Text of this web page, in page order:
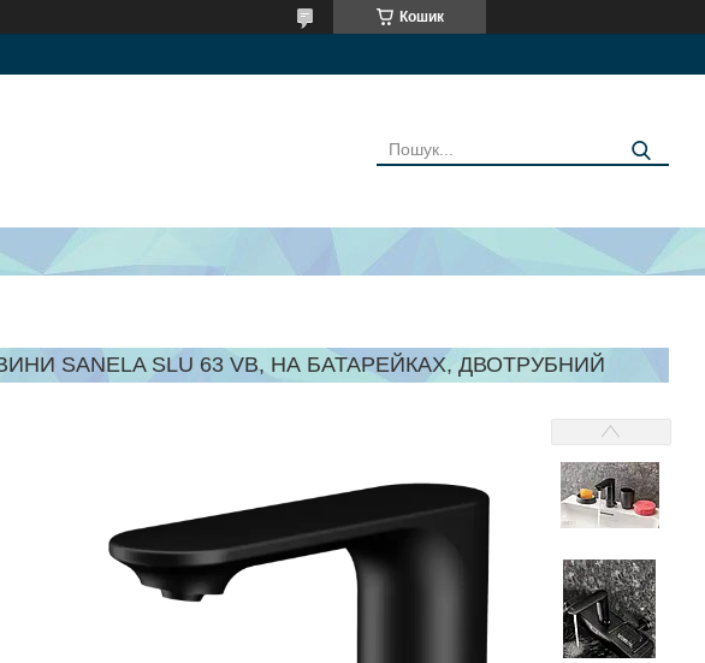
Кошик
SANELA SLU 63 VB, НА БАТАРЕЙКАХ, ДВОТРУБНИЙ